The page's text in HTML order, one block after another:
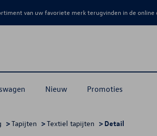
van uw favoriete merk terugvinden in de
Nieuw Promoties
>Tapijten >Textiel tapijten > Detail